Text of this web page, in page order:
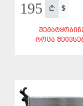
195 $
ᲠᲝᲪᲐ